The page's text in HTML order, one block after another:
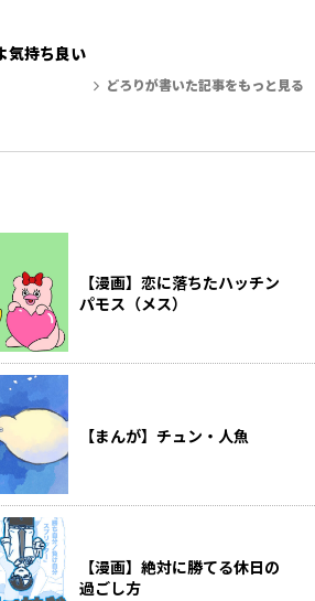
気持ち良い
どろりが書いた記事をもっと見る
【漫画】恋に落ちたハッチン
パモス（メス）
【まんが】チュン・人魚
【漫画】絶対に勝てる休日の
過ごし方